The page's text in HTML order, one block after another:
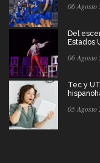
06 Agosto
Del
Estados
06 Agosto
Tec y
05 Agosto